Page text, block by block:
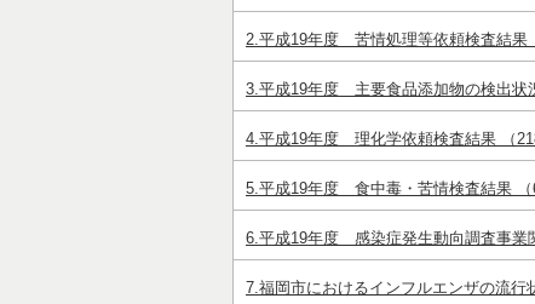
2.平成19年度 苦情処理等依頼検査結果
3.平成19年度 主要食品添加物の検出状
4.平成19年度 理化学依頼検査結果 （
5.平成19年度 食中毒・苦情検査結果 （
6.平成19年度 感染症発生動向調査事業
7.福岡市におけるインフルエンザの流行